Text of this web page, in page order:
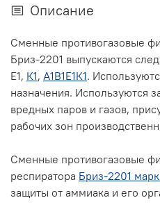
Описание
Сменные противогазовые
Бриз-2201 выпускаются
Е1, К1, А1В1Е1К1.
назначения. Используются
вредных паров и газов,
рабочих зон
Сменные противогазовые
респиратора Бриз-2201
защиты от аммиака и его